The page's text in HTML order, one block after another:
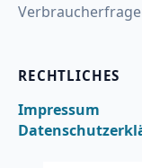
RECHTLICHES
Impressum